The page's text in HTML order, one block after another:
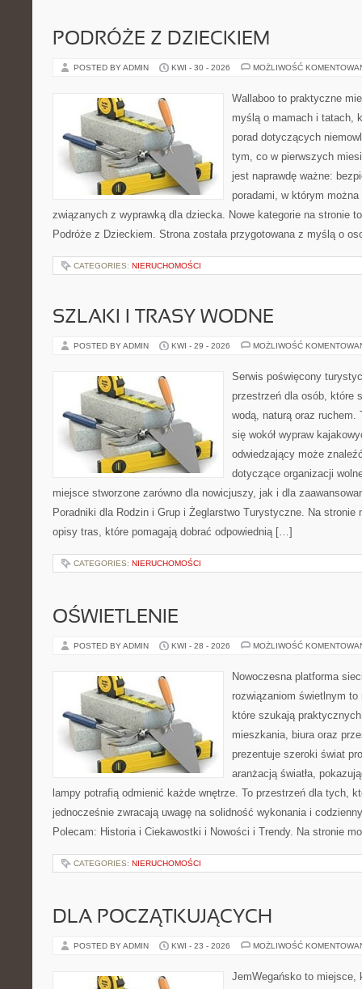
PODRÓŻE Z DZIECKIEM
POSTED BY ADMIN KWI - 30 - 2026 MOŻLIWOŚĆ
Wallaboo to praktyczne
myślą o mamach i tatach,
porad dotyczących
tym, co w pierwszych
jest naprawdę ważne:
poradami, w którym
związanych z wyprawką dla dziecka. Nowe kategorie na stronie
Podróże z Dzieckiem. Strona została przygotowana z myślą o
CATEGORIES: NIERUCHOMOŚCI
SZLAKI I TRASY WODNE
POSTED BY ADMIN KWI - 29 - 2026 MOŻLIWOŚĆ
Serwis poświęcony
przestrzeń dla osób, które
wodą, naturą oraz ruchem.
się wokół wypraw
odwiedzający może
dotyczące organizacji
miejsce stworzone zarówno dla nowicjuszy, jak i dla
Poradniki dla Rodzin i Grup i Żeglarstwo Turystyczne. Na stronie
opisy tras, które pomagają dobrać odpowiednią […]
CATEGORIES: NIERUCHOMOŚCI
OŚWIETLENIE
POSTED BY ADMIN KWI - 28 - 2026 MOŻLIWOŚĆ
Nowoczesna platforma
rozwiązaniom świetlnym
które szukają
mieszkania, biura oraz
prezentuje szeroki świat
aranżacją światła,
lampy potrafią odmienić każde wnętrze. To przestrzeń dla tych,
jednocześnie zwracają uwagę na solidność wykonania i
Polecam: Historia i Ciekawostki i Nowości i Trendy. Na stronie
CATEGORIES: NIERUCHOMOŚCI
DLA POCZĄTKUJĄCYCH
POSTED BY ADMIN KWI - 23 - 2026 MOŻLIWOŚĆ
JemWegańsko to miejsce,